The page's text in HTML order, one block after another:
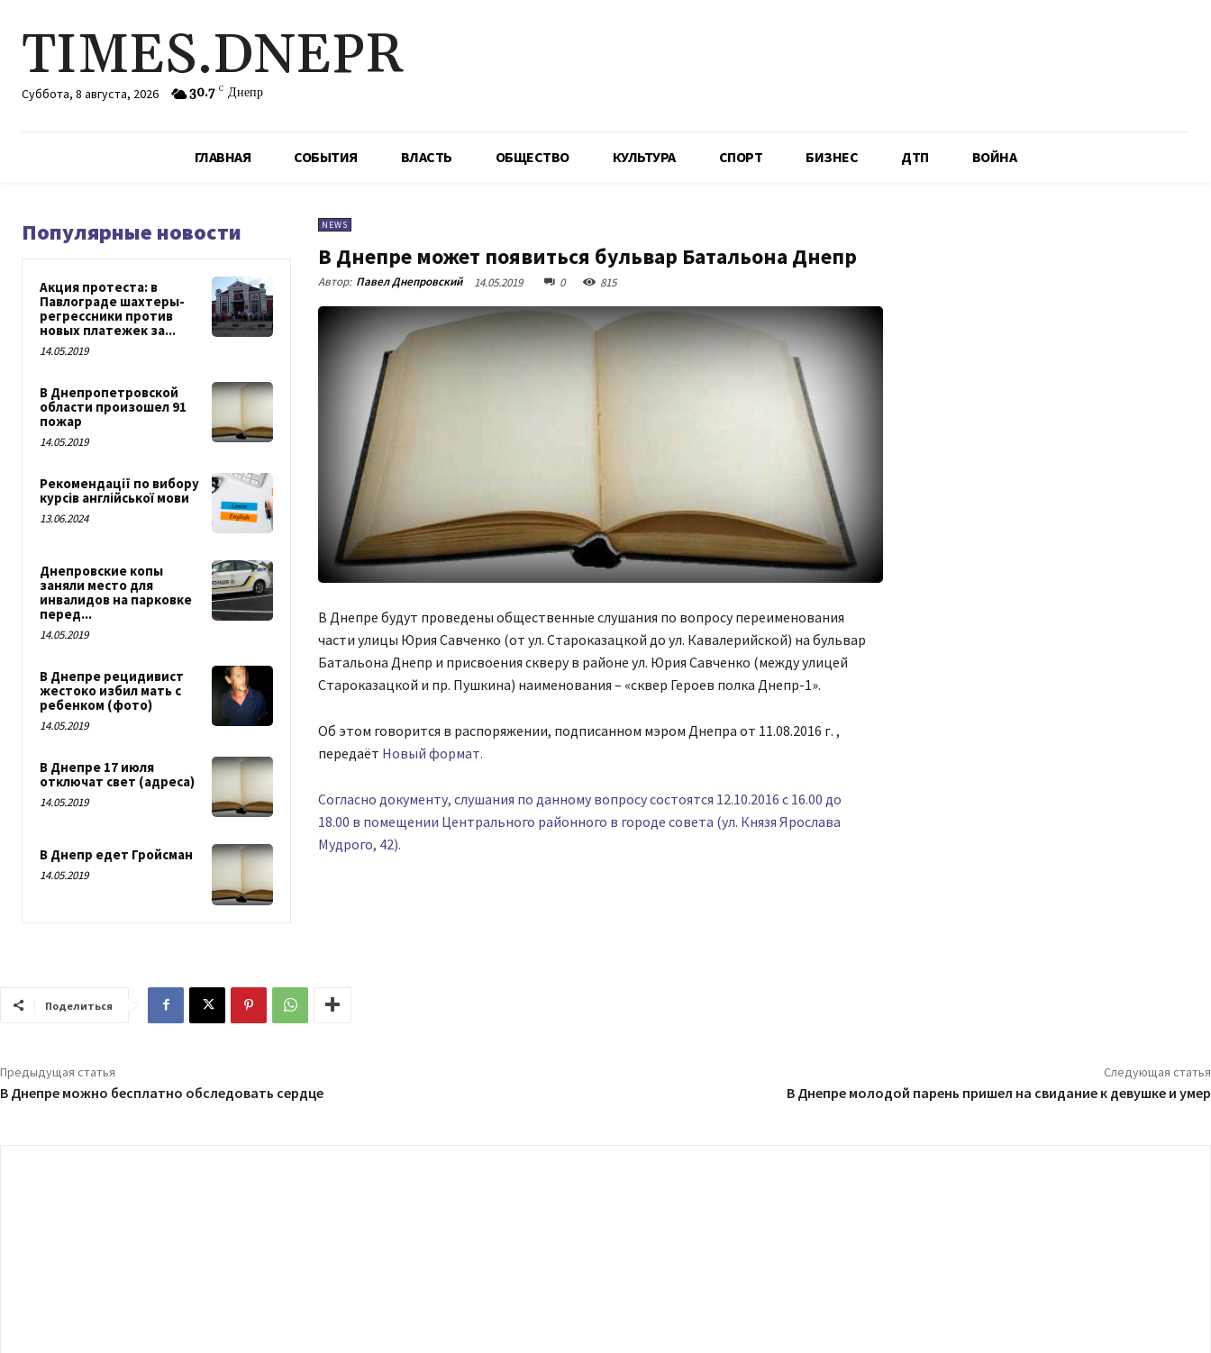
TIMES.DNEPR
Суббота, 8 августа, 2026 30.7 C Днепр
ГЛАВНАЯ СОБЫТИЯ ВЛАСТЬ ОБЩЕСТВО КУЛЬТУРА СПОРТ БИЗНЕС ДТП ВОЙНА
Популярные новости
Акция протеста: в
Павлограде шахтеры-
регрессники против
новых платежек за...
14.05.2019
В Днепропетровской
области произошел 91
пожар
14.05.2019
Рекомендації по вибору
курсів англійської мови
13.06.2024
Днепровские копы
заняли место для
инвалидов на парковке
перед...
14.05.2019
В Днепре рецидивист
жестоко избил мать с
ребенком (фото)
14.05.2019
В Днепре 17 июля
отключат свет (адреса)
14.05.2019
В Днепр едет Гройсман
14.05.2019
NEWS
В Днепре может появиться бульвар Батальона Днепр
Автор: Павел Днепровский 14.05.2019 0 815
В Днепре будут проведены общественные слушания по вопросу переименования
части улицы Юрия Савченко (от ул. Староказацкой до ул. Кавалерийской) на бульвар
Батальона Днепр и присвоения скверу в районе ул. Юрия Савченко (между улицей
Староказацкой и пр. Пушкина) наименования – «сквер Героев полка Днепр-1».
Об этом говорится в распоряжении, подписанном мэром Днепра от 11.08.2016 г. ,
передаёт Новый формат.
Согласно документу, слушания по данному вопросу состоятся 12.10.2016 с 16.00 до
18.00 в помещении Центрального районного в городе совета (ул. Князя Ярослава
Мудрого, 42).
Поделиться
Предыдущая статья
В Днепре можно бесплатно обследовать сердце
Следующая статья
В Днепре молодой парень пришел на свидание к девушке и умер